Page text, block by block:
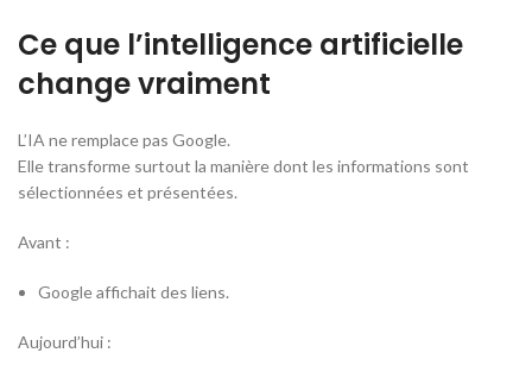
Ce que l’intelligence artificielle
change vraiment
L’IA ne remplace pas Google.
Elle transforme surtout la manière dont les informations sont
sélectionnées et présentées.
Avant :
Google affichait des liens.
Aujourd’hui :